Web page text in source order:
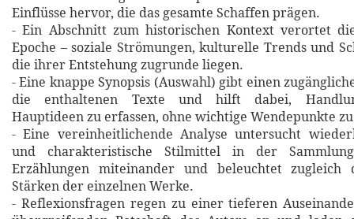
Einflüsse hervor, die das gesamte Schaffen prägen.
- Ein Abschnitt zum historischen Kontext verortet
Epoche – soziale Strömungen, kulturelle Trends und
die ihrer Entstehung zugrunde liegen.
- Eine knappe Synopsis (Auswahl) gibt einen
die enthaltenen Texte und hilft dabei,
Hauptideen zu erfassen, ohne wichtige Wendepunkte
- Eine vereinheitlichende Analyse untersucht
und charakteristische Stilmittel in der
Erzählungen miteinander und beleuchtet zugleich
Stärken der einzelnen Werke.
- Reflexionsfragen regen zu einer tieferen